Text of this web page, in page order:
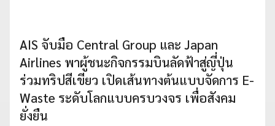
AIS จับมือ Central Group และ Japan
Airlines พาผู้ชนะกิจกรรมบินลัดฟ้าสู่ญี่ปุ่น
ร่วมทริปสีเขียว เปิดเส้นทางต้นแบบจัดการ E-
Waste ระดับโลกแบบครบวงจร เพื่อสังคม
ยั่งยืน